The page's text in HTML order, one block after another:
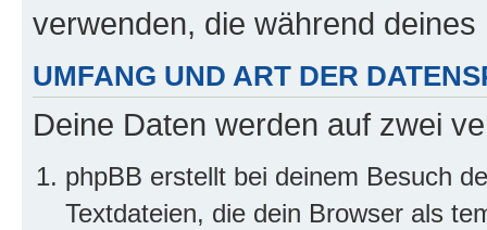
verwenden, die während
UMFANG UND ART DER
Deine Daten werden auf zwei
phpBB erstellt bei deinem Besuch
Textdateien, die dein Browser als